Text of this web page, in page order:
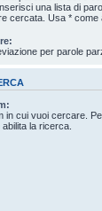
una lista di
cercata. Usa * come
per parole
in cui vuoi cercare.
la ricerca.